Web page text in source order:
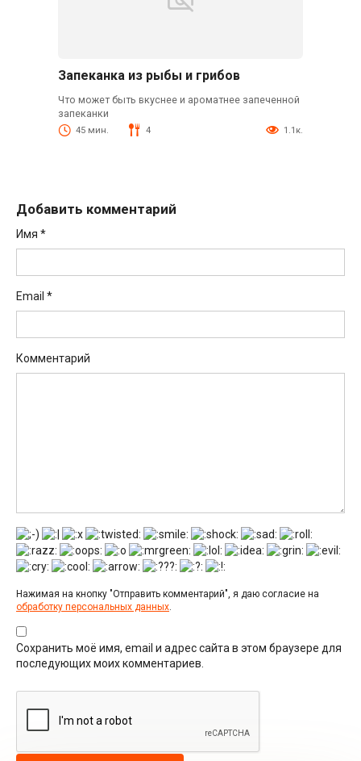
Запеканка из рыбы и грибов
Что может быть вкуснее и ароматнее запеченной
запеканки
45 мин. 4 1.1к.
Добавить комментарий
Имя *
Email *
Комментарий
Нажимая на кнопку "Отправить комментарий", я даю согласие на
обработку персональных данных
Сохранить моё имя, email и адрес сайта в этом браузере для
последующих моих комментариев.